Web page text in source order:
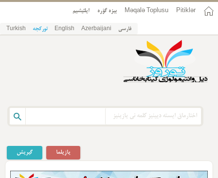
Pitiklər
Məqalə Toplusu بیزه گؤره ایلتیشیم
فارسی Azerbaijani
English تورکجه Turkish
گیریش یازیلما